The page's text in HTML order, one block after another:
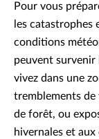
Pour vous
les catastrophes
conditions
peuvent survenir
vivez dans une
tremblements de
de forêt, ou
hivernales et